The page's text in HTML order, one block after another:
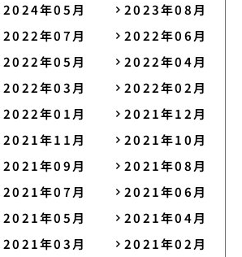
2024年05月
2023年08月
2022年07月
2022年06月
2022年05月
2022年04月
2022年03月
2022年02月
2022年01月
2021年12月
2021年11月
2021年10月
2021年09月
2021年08月
2021年07月
2021年06月
2021年05月
2021年04月
2021年03月
2021年02月